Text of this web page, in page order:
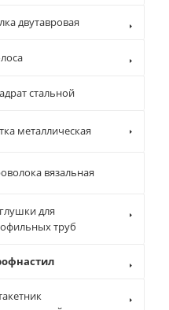
двутавровая
стальной
металлическая
вязальная
для
труб